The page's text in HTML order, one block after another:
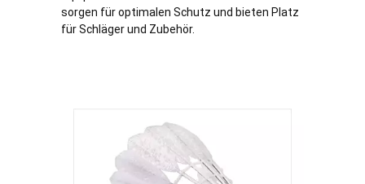
sorgen für optimalen Schutz und bieten Platz
für Schläger und Zubehör.